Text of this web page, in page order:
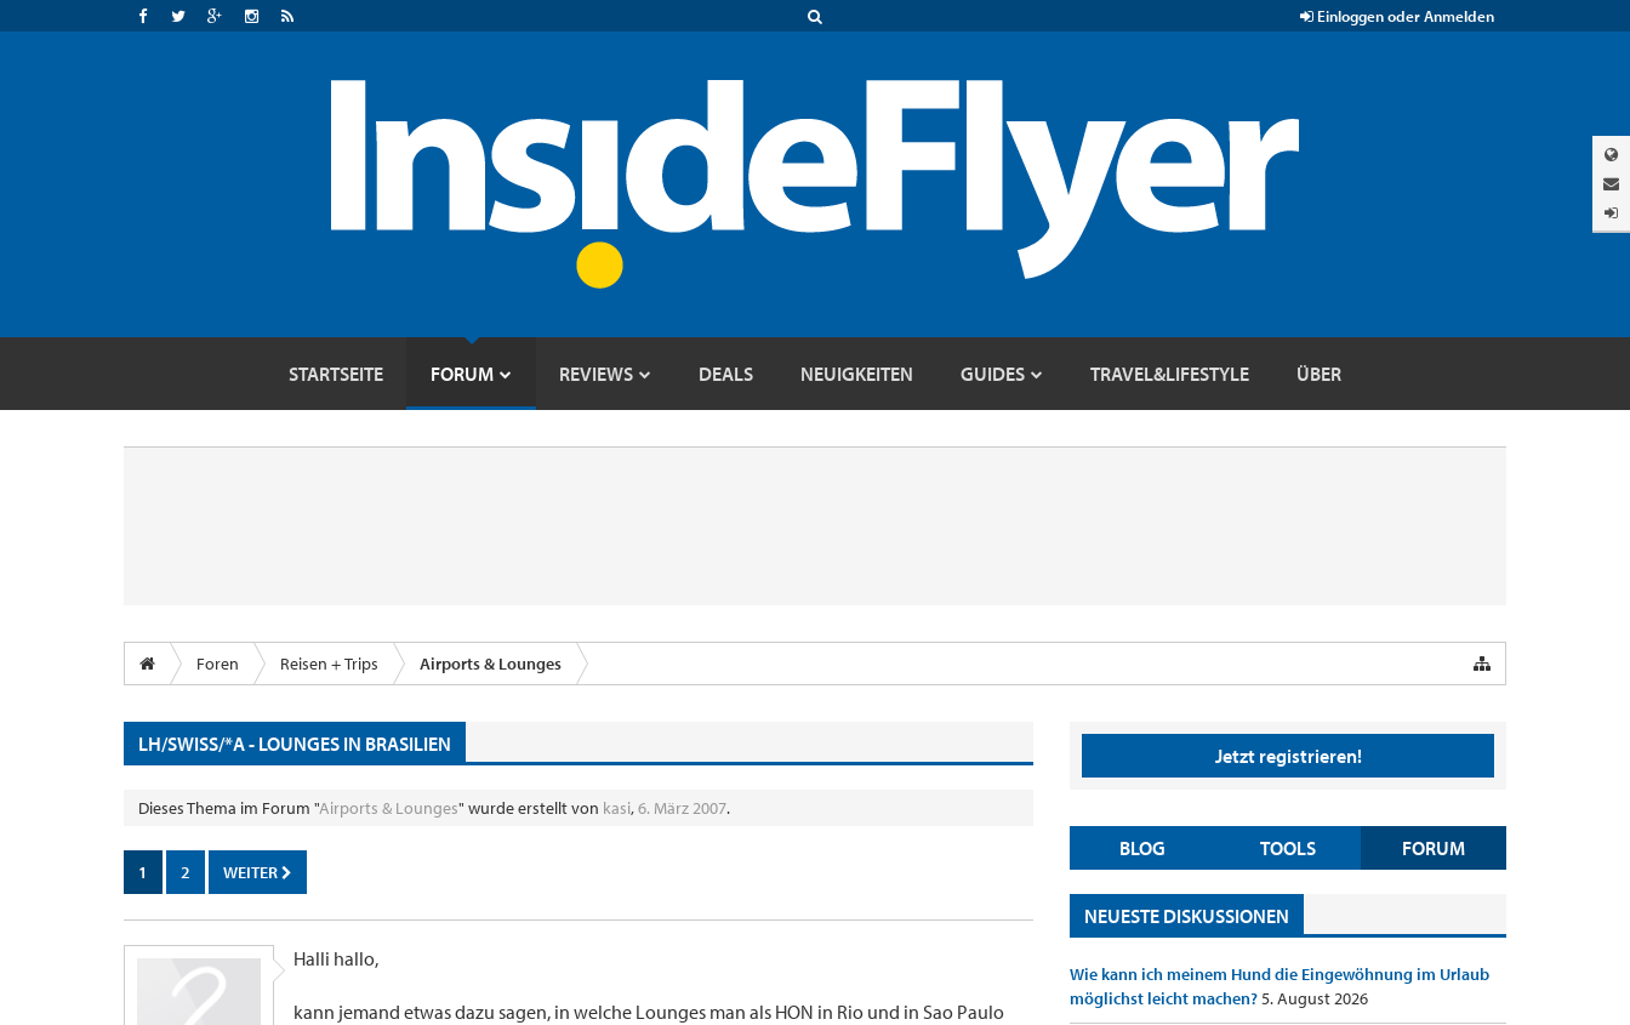
Einloggen oder Anmelden
STARTSEITE FORUM REVIEWS DEALS NEUIGKEITEN GUIDES TRAVEL&LIFESTYLE ÜBER
Foren Reisen + Trips Airports & Lounges
LH/SWISS/*A - LOUNGES IN BRASILIEN
Dieses Thema im Forum "Airports & Lounges" wurde erstellt von kasi,6. März 2007.
1 2 WEITER
Halli hallo,
kann jemand etwas dazu sagen, in welche Lounges man als HON in Rio und in Sao Paulo
Jetzt registrieren!
BLOG TOOLS FORUM
NEUESTE DISKUSSIONEN
Wie kann ich meinem Hund die Eingewöhnung im Urlaub
möglichst leicht machen?5. August 2026